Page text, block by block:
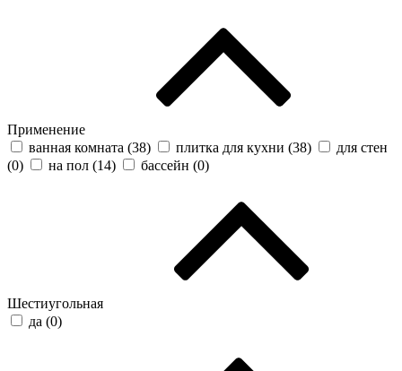
Применение
ванная комната (38) плитка для кухни (38)
для стен
(0) на пол (14) бассейн (0)
Шестиугольная
да (0)